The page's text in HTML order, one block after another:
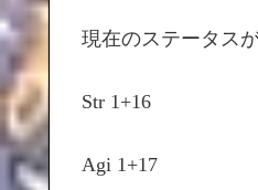
現在のステータス
Str 1+16
Agi 1+17